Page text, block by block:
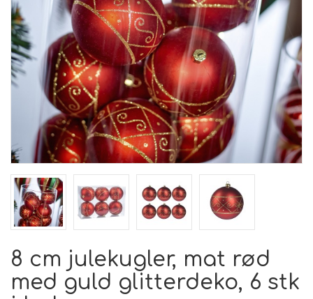
8 cm julekugler, mat rød
med guld glitterdeko, 6 stk